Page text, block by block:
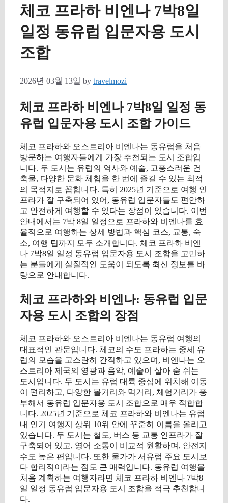
체코 프라하 비엔나 7박8일
일정 동유럽 입문자용 도시
조합
2026년 03월 13일 by travelmozi
체코 프라하 비엔나 7박8일 일정 동
유럽 입문자용 도시 조합 가이드
체코 프라하와 오스트리아 비엔나는 동유럽을 처음
방문하는 여행자들에게 가장 추천되는 도시 조합입
니다. 두 도시는 유럽의 역사와 예술, 고풍스러운 건
축물, 다양한 문화 체험을 한 번에 즐길 수 있는 최적
의 목적지로 꼽힙니다. 특히 2025년 기준으로 여행 인
프라가 잘 구축되어 있어, 동유럽 입문자들도 편안하
고 안전하게 여행할 수 있다는 장점이 있습니다. 이번
안내에서는 7박 8일 일정으로 프라하와 비엔나를 효
율적으로 여행하는 상세 방법과 핵심 코스, 교통, 숙
소, 여행 팁까지 모두 소개합니다. 체코 프라하 비엔
나 7박8일 일정 동유럽 입문자용 도시 조합을 고민하
는 분들에게 실질적인 도움이 되도록 최신 정보를 바
탕으로 안내합니다.
체코 프라하와 비엔나: 동유럽 입문
자용 도시 조합의 장점
체코 프라하와 오스트리아 비엔나는 동유럽 여행의
대표적인 관문입니다. 체코의 수도 프라하는 중세 유
럽의 모습을 고스란히 간직하고 있으며, 비엔나는 오
스트리아 제국의 영광과 음악, 예술이 살아 숨 쉬는
도시입니다. 두 도시는 유럽 대륙 중심에 위치해 이동
이 편리하고, 다양한 볼거리와 먹거리, 체험거리가 풍
부해서 동유럽 입문자용 도시 조합으로 매우 적합합
니다. 2025년 기준으로 체코 프라하와 비엔나는 유럽
내 인기 여행지 상위 10위 안에 꾸준히 이름을 올리고
있습니다. 두 도시는 철도, 버스 등 교통 인프라가 잘
구축되어 있고, 영어 소통이 비교적 원활하며, 안전지
수도 높은 편입니다. 또한 물가가 서유럽 주요 도시보
다 합리적이라는 점도 큰 매력입니다. 동유럽 여행을
처음 계획하는 여행자라면 체코 프라하 비엔나 7박8
일 일정 동유럽 입문자용 도시 조합을 적극 추천합니
다.